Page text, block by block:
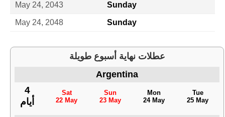
May 24, 2043 Sunday
May 24, 2048 Sunday
عطلات نهاية أسبوع طويلة
Argentina
4
أيام
Sat
22 May
Sun
23 May
Mon
24 May
Tue
25 May